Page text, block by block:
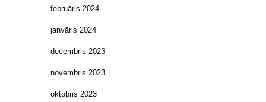
februāris 2024
janvāris 2024
decembris 2023
novembris 2023
oktobris 2023